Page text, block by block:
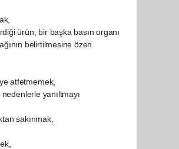
ürün, bir başka basın organı
belirtilmesine özen
atfetmemek,
yanıltmayı
sakınmak,